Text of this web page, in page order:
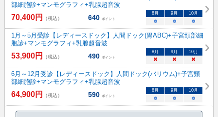
部細胞診+マンモグラフィ+乳腺超音波
70,400円 （税込） 640 ポイント
8 月 9 月 10月
○ ○ ○
1月～5月受診【レディースドック】人間ドック(胃ABC)+子宮頸部細
胞診+マンモグラフィ+乳腺超音波
53,900円 （税込） 490 ポイント
8 月 9 月 10月
× × ×
6月～12月受診【レディースドック】人間ドック(バリウム)+子宮頸
部細胞診+マンモグラフィ+乳腺超音波
64,900円 （税込） 590 ポイント
8 月 9 月 10月
○ ○ ○